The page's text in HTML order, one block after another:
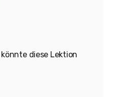
diese Lektion